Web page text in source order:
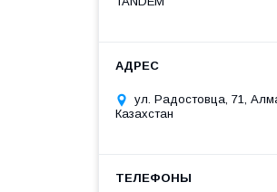
ул. Радостовца, 71,
Казахстан